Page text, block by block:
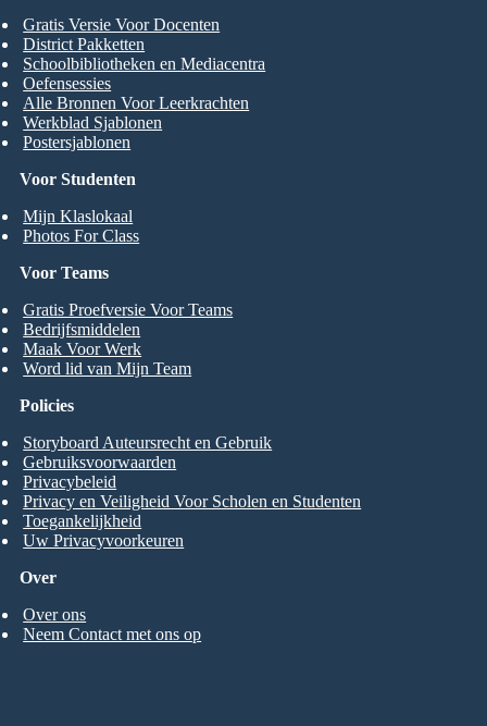
Voor Studenten
Mijn Klaslokaal
Photos For Class
Gratis Versie Voor Docenten
District Pakketten
Schoolbibliotheken en Mediacentra
Oefensessies
Alle Bronnen Voor Leerkrachten
Werkblad Sjablonen
Postersjablonen
Voor Teams
Gratis Proefversie Voor Teams
Bedrijfsmiddelen
Maak Voor Werk
Word lid van Mijn Team
Over
Over ons
Neem Contact met ons op
Policies
Storyboard Auteursrecht en Gebruik
Gebruiksvoorwaarden
Privacybeleid
Privacy en Veiligheid Voor Scholen en Studenten
Toegankelijkheid
Uw Privacyvoorkeuren